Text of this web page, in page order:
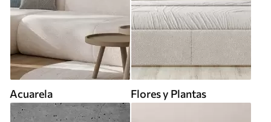
Acuarela Flores y Plantas